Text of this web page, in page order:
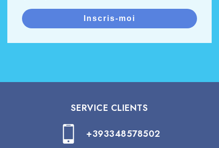
Inscris-moi
SERVICE CLIENTS
+393348578502